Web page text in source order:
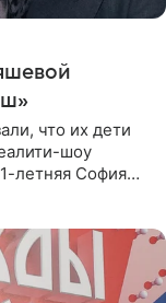
что их дети
шоу
летняя София